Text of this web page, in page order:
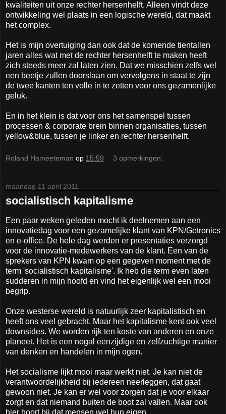
kwaliteiten uit onze rechter hersenhelft. Alleen vindt deze
ontwikkeling wel plaats in een logische wereld, dat maakt
het complex.
Het is mijn overtuiging dan ook dat de komende tientallen
jaren alles wat met de rechter hersenhelft te maken heeft
zich steeds meer zal laten zien. Dat we misschien zelfs wel
een beetje zullen doorslaan om vervolgens in staat te zijn
de twee kanten ten volle in te zetten voor ons gezamenlijke
geluk.
En in het klein is dat voor ons het samenspel tussen
processen & corporate brein binnen organisaties, tussen
yellow&blue, tussen je linker en rechter hersenhelft.
Roland Hameeteman op 15:59 3 opmerkingen:
maandag 11 april 2011
socialistisch kapitalisme
Een paar weken geleden mocht ik deelnemen aan een
innovatiedag voor een gezamelijke klant van KPN/Getronics
en e-office. De hele dag werden er presentaties verzorgd
voor de innovatie-medewerkers van de klant. Een van de
sprekers van KPN kwam op een gegeven moment met de
term 'socialistisch kapitalisme'. Ik heb die term even laten
sudderen in mijn hoofd en vind het eigenlijk wel een mooi
begrip.
Onze westerse wereld is natuurlijk zeer kapitalistisch en
heeft ons veel gebracht. Maar het kapitalisme kent ook veel
downsides. We worden rijk ten koste van anderen en onze
planeet. Het is een nogal eenzijdige en zelfzuchtige manier
van denken en handelen in mijn ogen.
Het socialisme lijkt mooi maar werkt niet. Je kan niet de
verantwoordelijkheid bij iedereen neerleggen, dat gaat
gewoon niet. Je kan er wel voor zorgen dat je voor elkaar
zorgt en dat niemand buiten de boot zal vallen. Maar ook
hier hoort bij dat mensen wel hun eigen